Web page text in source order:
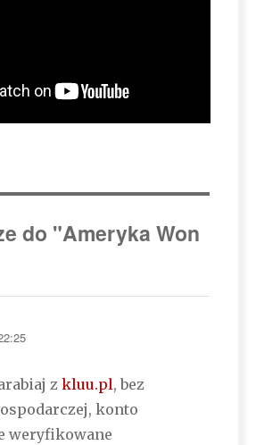
do "Ameryka Won
z kluu.pl, bez
konto
weryfikowane